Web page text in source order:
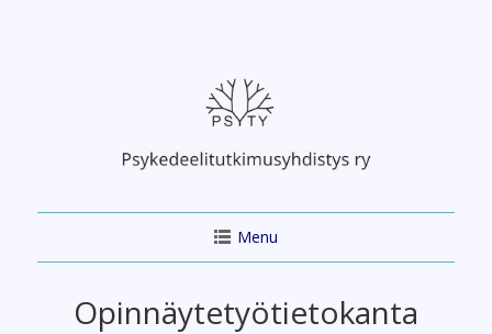
Menu
Opinnäytetyötietokanta